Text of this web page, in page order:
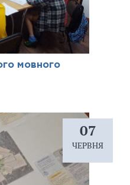
мовного
07
ЧЕРВНЯ